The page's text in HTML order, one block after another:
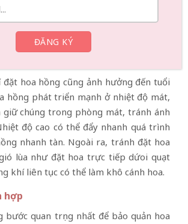
đáng kể đến tuổi thọ của hoa. Sau khi
hồng, xử lý hoa sớm và kịp thời để
của hoa là điều cần thiết.
hoa hồng cũng ảnh hưởng đến tuổi
hồng phát triển mạnh ở nhiệt độ mát,
chúng trong phòng mát, tránh ánh
độ cao có thể đẩy nhanh quá trình
nhanh tàn. Ngoài ra, tránh đặt hoa
lùa như đặt hoa trực tiếp dứoi quạt
khí liên tục có thể làm khô cánh hoa.
hợp
quan trọng nhất để bảo quản hoa